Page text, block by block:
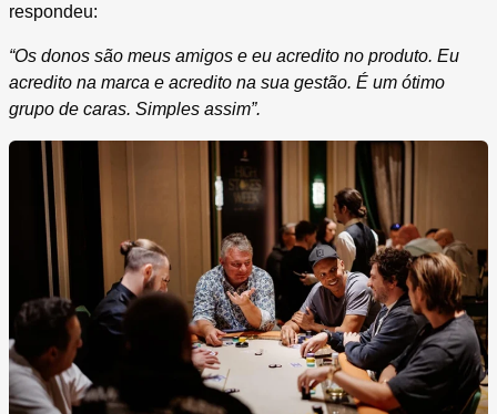
respondeu:
“Os donos são meus amigos e eu acredito no produto. Eu
acredito na marca e acredito na sua gestão. É um ótimo
grupo de caras. Simples assim”.